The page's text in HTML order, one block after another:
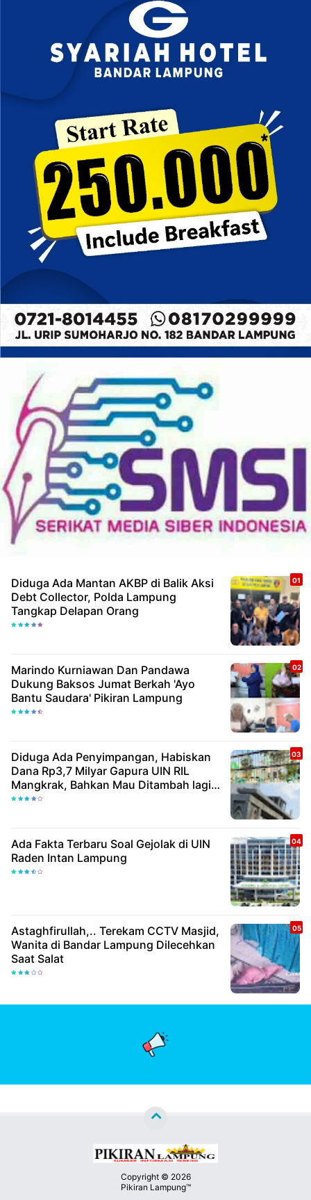
Diduga Ada Mantan AKBP di Balik Aksi
Debt Collector, Polda Lampung
Tangkap Delapan Orang
Marindo Kurniawan Dan Pandawa
Dukung Baksos Jumat Berkah 'Ayo
Bantu Saudara' Pikiran Lampung
Diduga Ada Penyimpangan, Habiskan
Dana Rp3,7 Milyar Gapura UIN RIL
Mangkrak, Bahkan Mau Ditambah lagi 7
Milyar
Ada Fakta Terbaru Soal Gejolak di UIN
Raden Intan Lampung
Astaghfirullah,.. Terekam CCTV Masjid,
Wanita di Bandar Lampung Dilecehkan
Saat Salat
Copyright © 2026
Pikiran Lampung™